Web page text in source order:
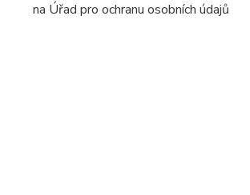
na Úřad pro ochranu osobních údajů